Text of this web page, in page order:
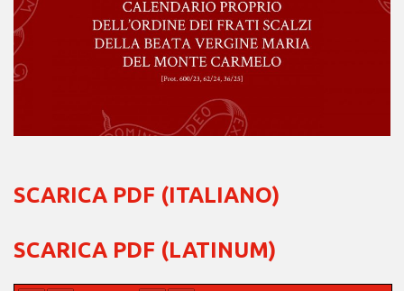
SCARICA PDF (ITALIANO)
SCARICA PDF (LATINUM)